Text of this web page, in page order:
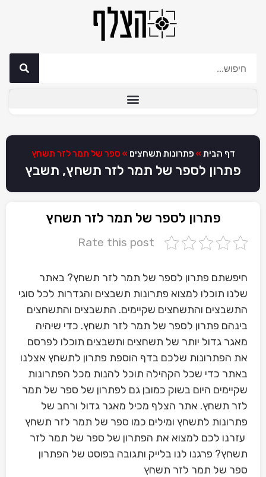
דף הבית » פתרונות תשחצים » ספר של תמר לזר תשחץ
פתרון לספר של תמר לזר תשחץ, תשבץ
פתרון לספר של תמר לזר תשחץ
Rate this post
חיפשתם פתרון לספר של תמר לזר תשחץ? באתר
שלנו תוכלו למצוא פתרונות תשבצים והגדרות לכל סוגי
התשבצים והתשחצים שקיימים. התשבצים והתשחצים
בינהם פתרון לספר של תמר לזר תשחץ. כדי שיהיה
מאגר גדול יותר של תשחצים ותשבצים תוכלו לפרסם
את הפתרונות שלכם בדף הוספת פתרון לתשחץ אצלנו
באתר כדי שכל הקהילה תוכל להנות מכל הפתרונות
שקיימים היום בשוק כמובן גם לפתרון של ספר של תמר
לזר תשחץ. אתר הצלף מכיל מאגר גדול ורחב של
פתרונות לתשחץ ומילים כמו ספר של תמר לזר תשחץ
עזרנו לכם למצוא את הפתרון של ספר של תמר לזר
תשחץ? פרגנו לנו בלייק ותגובה בפוסט של הפתרון
ספר של תמר לזר תשחץ